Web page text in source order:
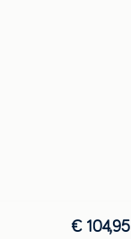
€ 104,95